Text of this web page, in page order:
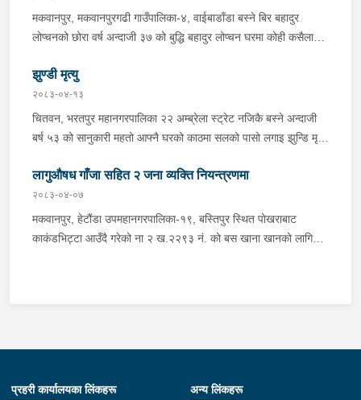
मकवानपुर, मकवानपुरगढी गाउँपालिका-४, वाईबाडाँडा बस्ने बिर बहादुर
लोप्चनको छोरा वर्ष अन्दाजी ३७ को बुद्धि बहादुर लोप्चन घरमा कोही कसैलाई
मिति २०८३।०४।१४ गते सोहि स्थित कुसुमटार खोल्सामा घोप्टो परी मृत
अवस्थामा फेला परेको । यस घटना सम्बन्धमा थप अनुसन्धान कार्य भईरहेको
छ ।
झुण्डी मृत्यु
२०८३-०४-१३
चितवन, भरतपुर महानगरपालिका २२ अम्ब्रेला स्ट्रेट नजिकै बस्ने अन्दाजी
बर्ष ५३ को सानुकारी महतो आफ्नै घरको काठमा सलको पासो लगाइ झुन्डि मृत्यु
सहित थप अनुसन्धान कार्य भइरहेको ।
लागुऔषध गाँजा सहित २ जना व्यक्ति नियन्त्रणमा
२०८३-०४-०७
मकवानपुर, हेटौंडा उपमहानगरपालिका-१९, बस्तिपुर स्थित पोखराबाट
काकंडभिट्टा आउँदै गरेको ना २ ख.२२९३ नं. को बस खाना खानको लागि
लागुऔषध गाँजा २६ किलोग्राम २० ग्राम फेला परेको । लागुऔषध सहित
समिर मोक्तान र सोहि हेटौंडा उपमहानगरपालिका-१९, बस्तिपुर बस्ने वर्ष
प्रहरी कार्यालयका लिंकहरू अन्य लिंकहरू